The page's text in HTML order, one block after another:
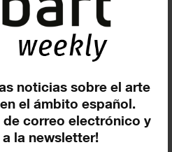
noticias sobre el arte
el ámbito español.
correo electrónico y
la newsletter!
a la newsletter
residencias